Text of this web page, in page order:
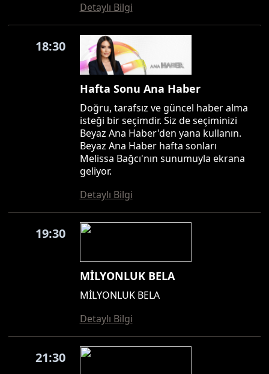
Detaylı Bilgi
18:30
Hafta Sonu Ana Haber
Doğru, tarafsız ve güncel haber alma
isteği bir seçimdir. Siz de seçiminizi
Beyaz Ana Haber'den yana kullanın.
Beyaz Ana Haber hafta sonları
Melissa Bağcı'nın sunumuyla ekrana
geliyor.
Detaylı Bilgi
19:30
MİLYONLUK BELA
MİLYONLUK BELA
Detaylı Bilgi
21:30